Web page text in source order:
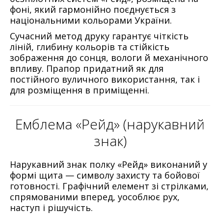
фоні, який гармонійно поєднується з
національними кольорами України.
Сучасний метод друку гарантує чіткість
ліній, глибину кольорів та стійкість
зображення до сонця, вологи й механічного
впливу. Прапор придатний як для
постійного вуличного використання, так і
для розміщення в приміщенні.
Емблема «Рейд» (нарукавний
знак)
Нарукавний знак полку «Рейд» виконаний у
формі щита — символу захисту та бойової
готовності. Графічний елемент зі стрілками,
спрямованими вперед, уособлює рух,
наступ і рішучість.